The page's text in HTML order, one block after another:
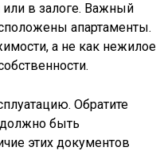
или в залоге. Важный
апартаменты.
а не как нежилое
Обратите
быть
этих документов